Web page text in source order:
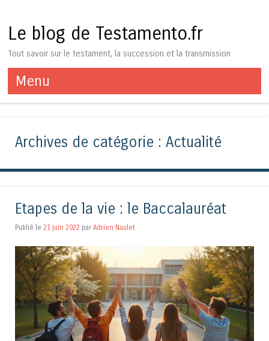
Le blog de Testamento.fr
Tout savoir sur le testament, la succession et la transmission
Menu
Aller au contenu
Archives de catégorie : Actualité
Etapes de la vie : le Baccalauréat
Publié le 21 juin 2022 par Adrien Naulet